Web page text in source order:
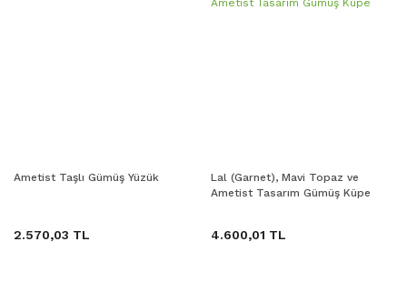
Ametist Taşlı Gümüş Yüzük
2.570,03 TL
Lal (Garnet), Mavi Topaz ve
Ametist Tasarım Gümüş Küpe
4.600,01 TL